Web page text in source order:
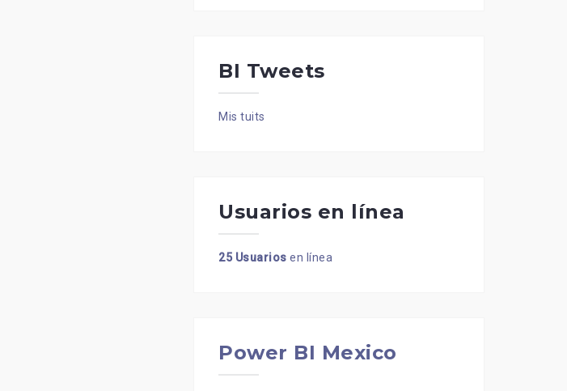
BI Tweets
Mis tuits
Usuarios en línea
25 Usuarios en línea
Power BI Mexico